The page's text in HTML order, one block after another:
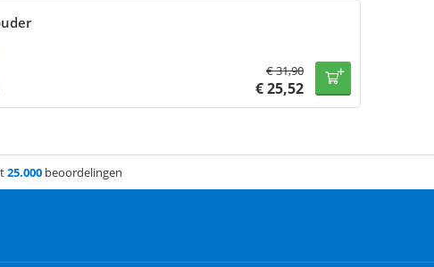
€31,90
€25,52
25.000beoordelingen